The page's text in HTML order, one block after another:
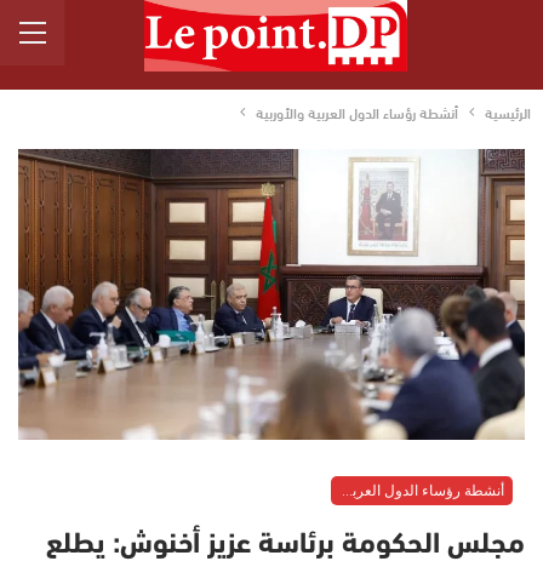
الرئيسية أنشطة رؤساء الدول العربية والأوربية
مجلس الحكومة برئاسة عزيز أخنوش: يطلع